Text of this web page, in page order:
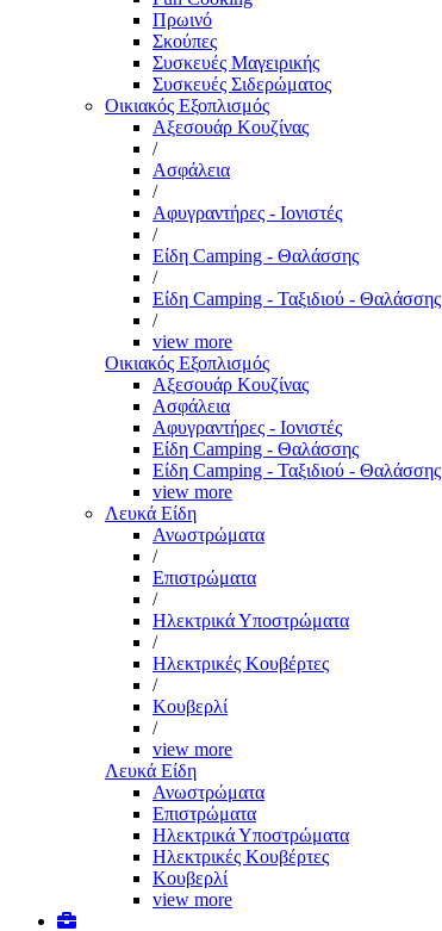
Πρωινό
Σκούπες
Συσκευές Μαγειρικής
Συσκευές Σιδερώματος
Οικιακός Εξοπλισμός
Αξεσουάρ Κουζίνας
/
Ασφάλεια
/
Αφυγραντήρες - Ιονιστές
/
Είδη Camping - Θαλάσσης
/
Είδη Camping - Ταξιδιού - Θαλάσσης
/
view more
Οικιακός Εξοπλισμός
Αξεσουάρ Κουζίνας
Ασφάλεια
Αφυγραντήρες - Ιονιστές
Είδη Camping - Θαλάσσης
Είδη Camping - Ταξιδιού - Θαλάσσης
view more
Λευκά Είδη
Ανωστρώματα
/
Επιστρώματα
/
Ηλεκτρικά Υποστρώματα
/
Ηλεκτρικές Κουβέρτες
/
Κουβερλί
/
view more
Λευκά Είδη
Ανωστρώματα
Επιστρώματα
Ηλεκτρικά Υποστρώματα
Ηλεκτρικές Κουβέρτες
Κουβερλί
view more